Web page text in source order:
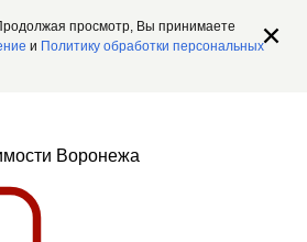
просмотр, Вы принимаете
и Политику обработки персональных
Воронежа